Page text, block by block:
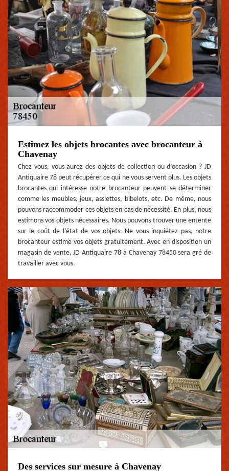
Estimez les objets brocantes avec brocanteur à
Chavenay
Chez vous, vous aurez des objets de collection ou d’occasion ? JD
Antiquaire 78 peut récupérer ce qui ne vous servent plus. Les objets
brocantes qui intéresse notre brocanteur peuvent se déterminer
comme les meubles, jeux, assiettes, bibelots, etc. De même, nous
pouvons raccommoder ces objets en cas de nécessité. En plus, nous
estimons vos objets nécessaires. Nous pouvons trouver une entente
sur le coût de l’état de vos objets. Ne vous inquiétez pas, notre
brocanteur estime vos objets gratuitement. Avec en disposition un
magasin de vente, JD Antiquaire 78 à Chavenay 78450 sera gré de
travailler avec vous.
Des services sur mesure à Chavenay